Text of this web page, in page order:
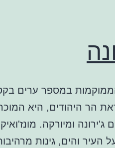
במספר ערים
הר היהודים, היא
ומיורקה.
והים, גינות מרהיבות